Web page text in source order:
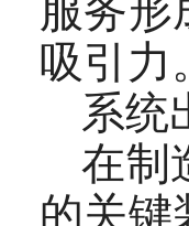
服务形
吸引力
系统
在制
的关键